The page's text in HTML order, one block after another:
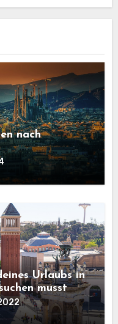
nach
Urlaubs in
musst